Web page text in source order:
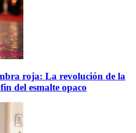
roja: La revolución de la
del esmalte opaco